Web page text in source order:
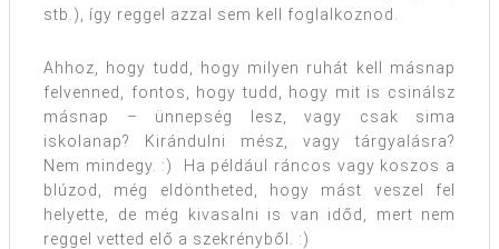
stb.), így reggel azzal sem kell foglalkoznod.
Ahhoz, hogy tudd, hogy milyen ruhát kell másnap
felvenned, fontos, hogy tudd, hogy mit is csinálsz
másnap – ünnepség lesz, vagy csak sima
iskolanap? Kirándulni mész, vagy tárgyalásra?
Nem mindegy. :) Ha például ráncos vagy koszos a
blúzod, még eldöntheted, hogy mást veszel fel
helyette, de még kivasalni is van időd, mert nem
reggel vetted elő a szekrényből. :)